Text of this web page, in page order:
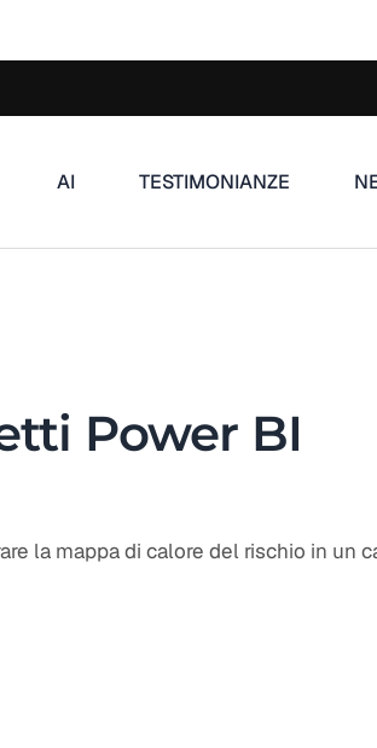
AI TESTIMONIANZE
Power BI
la mappa di calore del rischio in un